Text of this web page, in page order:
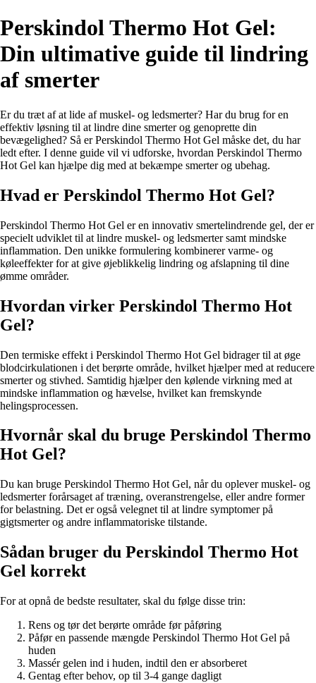
Perskindol Thermo Hot Gel:
Din ultimative guide til lindring
af smerter
Er du træt af at lide af muskel- og ledsmerter? Har du brug for en
effektiv løsning til at lindre dine smerter og genoprette din
bevægelighed? Så er Perskindol Thermo Hot Gel måske det, du har
ledt efter. I denne guide vil vi udforske, hvordan Perskindol Thermo
Hot Gel kan hjælpe dig med at bekæmpe smerter og ubehag.
Hvad er Perskindol Thermo Hot Gel?
Perskindol Thermo Hot Gel er en innovativ smertelindrende gel, der er
specielt udviklet til at lindre muskel- og ledsmerter samt mindske
inflammation. Den unikke formulering kombinerer varme- og
køleeffekter for at give øjeblikkelig lindring og afslapning til dine
ømme områder.
Hvordan virker Perskindol Thermo Hot
Gel?
Den termiske effekt i Perskindol Thermo Hot Gel bidrager til at øge
blodcirkulationen i det berørte område, hvilket hjælper med at reducere
smerter og stivhed. Samtidig hjælper den kølende virkning med at
mindske inflammation og hævelse, hvilket kan fremskynde
helingsprocessen.
Hvornår skal du bruge Perskindol Thermo
Hot Gel?
Du kan bruge Perskindol Thermo Hot Gel, når du oplever muskel- og
ledsmerter forårsaget af træning, overanstrengelse, eller andre former
for belastning. Det er også velegnet til at lindre symptomer på
gigtsmerter og andre inflammatoriske tilstande.
Sådan bruger du Perskindol Thermo Hot
Gel korrekt
For at opnå de bedste resultater, skal du følge disse trin:
Rens og tør det berørte område før påføring
Påfør en passende mængde Perskindol Thermo Hot Gel på
huden
Massér gelen ind i huden, indtil den er absorberet
Gentag efter behov, op til 3-4 gange dagligt